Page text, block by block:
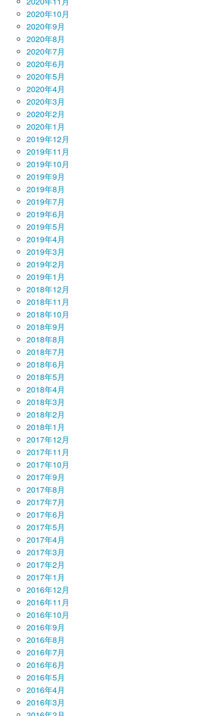
2020年10月
2020年9月
2020年8月
2020年7月
2020年6月
2020年5月
2020年4月
2020年3月
2020年2月
2020年1月
2019年12月
2019年11月
2019年10月
2019年9月
2019年8月
2019年7月
2019年6月
2019年5月
2019年4月
2019年3月
2019年2月
2019年1月
2018年12月
2018年11月
2018年10月
2018年9月
2018年8月
2018年7月
2018年6月
2018年5月
2018年4月
2018年3月
2018年2月
2018年1月
2017年12月
2017年11月
2017年10月
2017年9月
2017年8月
2017年7月
2017年6月
2017年5月
2017年4月
2017年3月
2017年2月
2017年1月
2016年12月
2016年11月
2016年10月
2016年9月
2016年8月
2016年7月
2016年6月
2016年5月
2016年4月
2016年3月